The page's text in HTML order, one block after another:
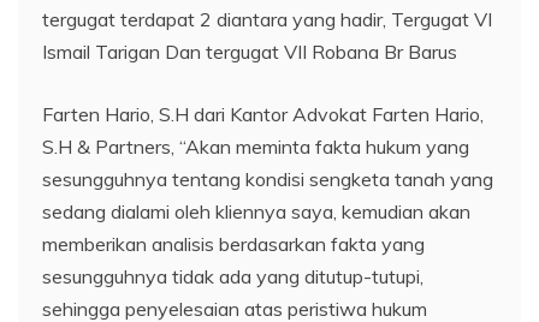
tergugat terdapat 2 diantara yang hadir, Tergugat VI
Ismail Tarigan Dan tergugat VII Robana Br Barus
Farten Hario, S.H dari Kantor Advokat Farten Hario,
S.H & Partners, “Akan meminta fakta hukum yang
sesungguhnya tentang kondisi sengketa tanah yang
sedang dialami oleh kliennya saya, kemudian akan
memberikan analisis berdasarkan fakta yang
sesungguhnya tidak ada yang ditutup-tutupi,
sehingga penyelesaian atas peristiwa hukum